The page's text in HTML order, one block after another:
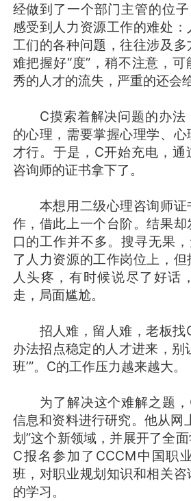
经做到了一个部门主管的位
感受到人力资源工作的难处
工们的各种问题，往往涉及
难把握好“度”，稍不注意，
秀的人才的流失，严重的还会
C摸索着解决问题的办法
的心理，需要掌握心理学、
才行。于是，C开始充电，通
咨询师的证书拿下了。
本想用二级心理咨询师证
作，借此上一个台阶。结果
口的工作并不多。搜寻无果
了人力资源的工作岗位上，
人头疼，有时候说尽了好话
走，局面尴尬。
招人难，留人难，老板找
办法招点稳定的人才进来，别
班’”。C的工作压力越来越大。
为了解决这个难解之题，
信息和资料进行研究。他从网
划”这个新领域，并展开了全
C报名参加了CCCM中国职
班，对职业规划知识和相关
的学习。